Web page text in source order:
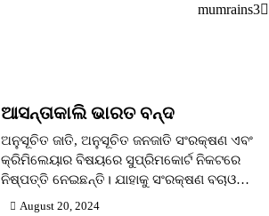
mumrains3
ଆସନ୍ତାକାଲି ଭାରତ ବନ୍ଦ
ଅନୁସୂଚିତ ଜାତି, ଅନୁସୂଚିତ ଜନଜାତି ସଂରକ୍ଷଣ ଏବଂ
କ୍ରିମିଲେୟାର ବିଷୟରେ ସୁପ୍ରିମକୋର୍ଟ ନିକଟରେ
ନିଷ୍ପତ୍ତି ନେଇଛନ୍ତି। ଯାହାକୁ ସଂରକ୍ଷଣ ବଚାଓ…
August 20, 2024